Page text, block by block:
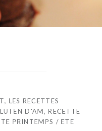
, LES RECETTES
D'AM,RECETTE
PRINTEMPS / ETE